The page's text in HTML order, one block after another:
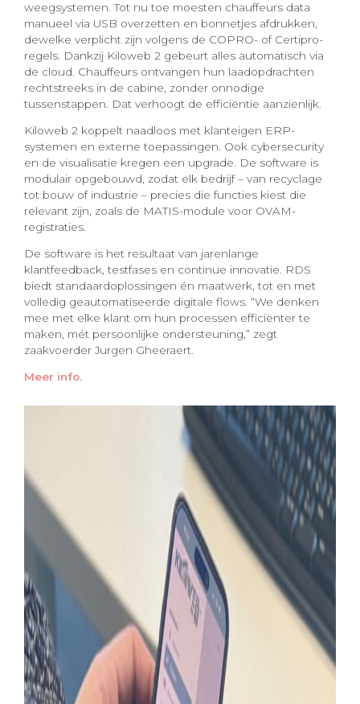
weegsystemen. Tot nu toe moesten chauffeurs data
manueel via USB overzetten en bonnetjes afdrukken,
dewelke verplicht zijn volgens de COPRO- of Certipro-
regels. Dankzij Kiloweb 2 gebeurt alles automatisch via
de cloud. Chauffeurs ontvangen hun laadopdrachten
rechtstreeks in de cabine, zonder onnodige
tussenstappen. Dat verhoogt de efficiëntie aanzienlijk.
Kiloweb 2 koppelt naadloos met klanteigen ERP-
systemen en externe toepassingen. Ook cybersecurity
en de visualisatie kregen een upgrade. De software is
modulair opgebouwd, zodat elk bedrijf – van recyclage
tot bouw of industrie – precies die functies kiest die
relevant zijn, zoals de MATIS-module voor OVAM-
registraties.
De software is het resultaat van jarenlange
klantfeedback, testfases en continue innovatie. RDS
biedt standaardoplossingen én maatwerk, tot en met
volledig geautomatiseerde digitale flows. “We denken
mee met elke klant om hun processen efficiënter te
maken, mét persoonlijke ondersteuning,” zegt
zaakvoerder Jurgen Gheeraert.
Meer info.